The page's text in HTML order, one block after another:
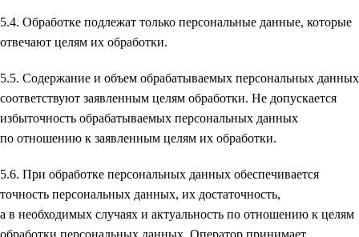
5.4. Обработке подлежат только персональные данные, которые
отвечают целям их обработки.
5.5. Содержание и объем обрабатываемых персональных данных
соответствуют заявленным целям обработки. Не допускается
избыточность обрабатываемых персональных данных
по отношению к заявленным целям их обработки.
5.6. При обработке персональных данных обеспечивается
точность персональных данных, их достаточность,
а в необходимых случаях и актуальность по отношению к целям
обработки персональных данных. Оператор принимает